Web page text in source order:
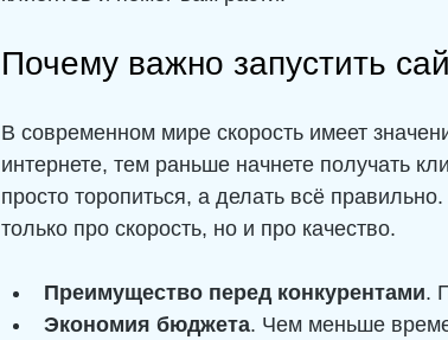
Почему важно запустить
В современном мире скорость имеет
интернете, тем раньше начнете получать
просто торопиться, а делать всё
только про скорость, но и про качество.
Преимущество перед конкурентами.
Экономия бюджета. Чем меньше